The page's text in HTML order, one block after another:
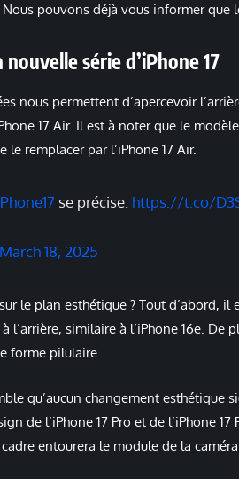
Nous pouvons déjà vous informer que
série d’iPhone 17
nous permettent d’apercevoir
17 Air. Il est à noter que le
remplacer par l’iPhone 17 Air.
se précise. https://t.co/
March 18, 2025
le plan esthétique ? Tout d’abord, il
l’arrière, similaire à l’iPhone 16e. De
forme pilulaire.
qu’aucun changement esthétique
de l’iPhone 17 Pro et de l’iPhone
entourera le module de la